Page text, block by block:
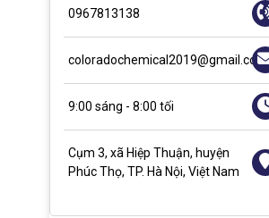
0967813138
coloradochemical2019@gmail.com
9:00 sáng - 8:00 tối
Cụm 3, xã Hiệp Thuận, huyện
Phúc Thọ, TP. Hà Nội, Việt Nam